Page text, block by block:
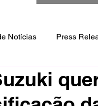
Notícias Press